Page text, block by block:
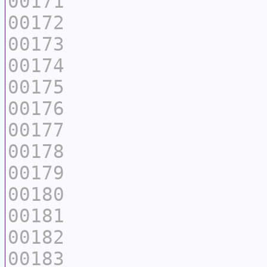
00172
00173
00174
00175
00176
00177
00178
00179
00180
00181
00182
00183